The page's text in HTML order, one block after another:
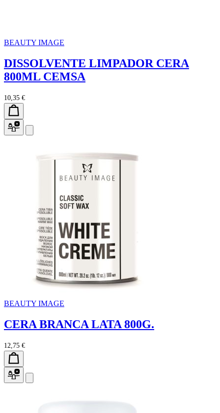
BEAUTY IMAGE
DISSOLVENTE LIMPADOR CERA
800ML CEMSA
10,35 €
BEAUTY IMAGE
CERA BRANCA LATA 800G.
12,75 €